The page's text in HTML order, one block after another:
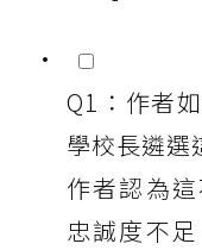
Q1：作者
學校長遴選
作者認為
忠誠度不